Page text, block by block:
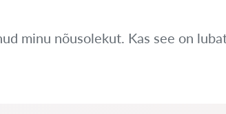
minu nõusolekut. Kas see on